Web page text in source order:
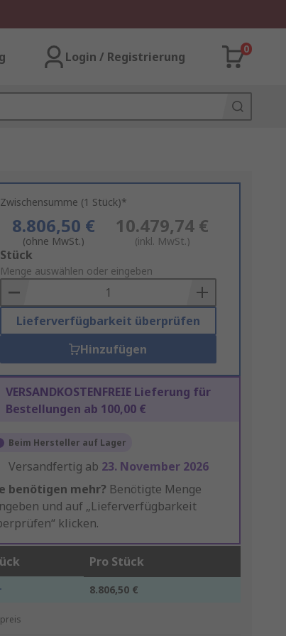
Login / Registrierung
0
Zwischensumme (1 Stück)*
8.806,50 €
(ohne MwSt.)
10.479,74 €
(inkl. MwSt.)
Add
to
Basket
Stück
Menge auswählen oder eingeben
Lieferverfügbarkeit überprüfen
Hinzufügen
VERSANDKOSTENFREIE Lieferung für
Bestellungen ab 100,00 €
Beim Hersteller auf Lager
Versandfertig ab 23. November 2026
benötigen mehr? Benötigte Menge
und auf „Lieferverfügbarkeit
klicken.
Pro Stück
8.806,50 €